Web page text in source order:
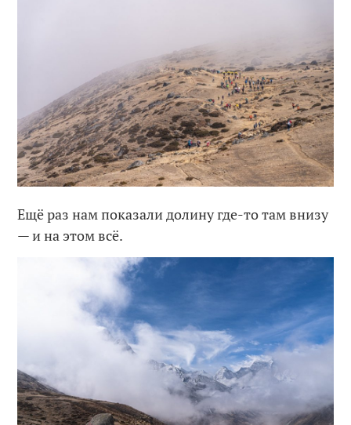
Ещё раз нам показали долину где-то там внизу
— и на этом всё.